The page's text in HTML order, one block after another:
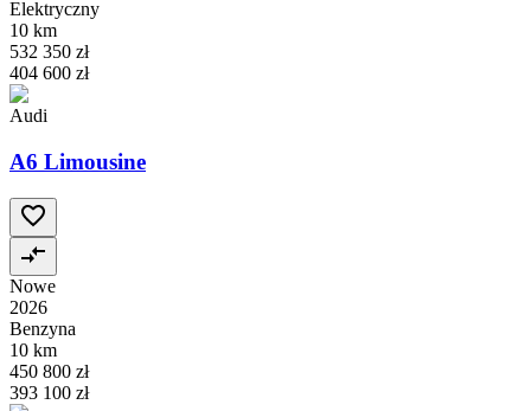
Elektryczny
10 km
532 350 zł
404 600 zł
Audi
A6 Limousine
Nowe
2026
Benzyna
10 km
450 800 zł
393 100 zł